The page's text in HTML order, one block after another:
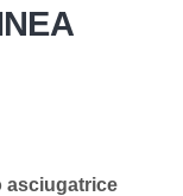
asciugatrice